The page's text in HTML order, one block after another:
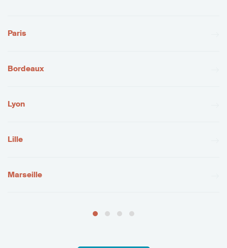
Paris
Bordeaux
Lyon
Lille
Marseille